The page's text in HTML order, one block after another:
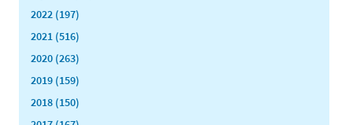
2022 (197)
2021 (516)
2020 (263)
2019 (159)
2018 (150)